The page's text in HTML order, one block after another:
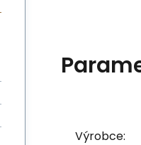
Výrobce: